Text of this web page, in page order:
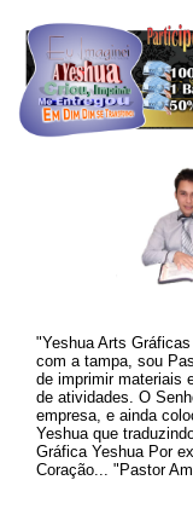
"Yeshua Arts
com a tampa, sou
de imprimir materiais
de atividades. O
empresa, e ainda
Yeshua que
Gráfica Yeshua Por
Coração... "Pastor